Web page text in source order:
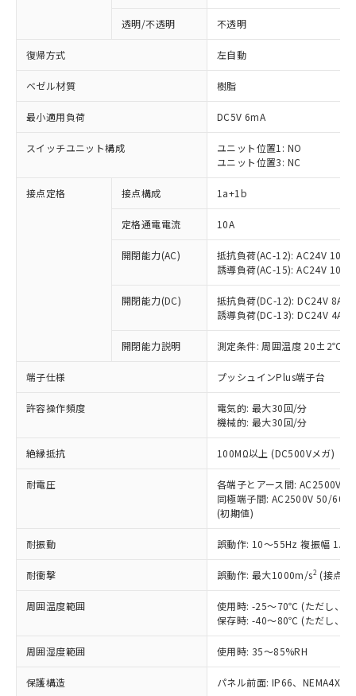
透明/不透明 不透明
復帰方式 左自動
ベゼル材質 樹脂
最小適用負荷 DC5V 6mA
スイッチユニット構成
ユニット位置1: NO
ユニット位置3: NC
接点定格 接点構成 1a+1b
定格通電電流 10A
開閉能力(AC)
抵抗負荷(AC-12): AC24V 10A/
誘導負荷(AC-15): AC24V
開閉能力(DC)
抵抗負荷(DC-12): DC24V 8A/
誘導負荷(DC-13): DC24V 4A/
開閉能力説明 測定条件: 周囲温度 20±2℃、
端子仕様 プッシュインPlus端子台
許容操作頻度
電気的: 最大30回/分
機械的: 最大30回/分
絶縁抵抗 100MΩ以上 (DC500Vメガ)
耐電圧
各端子とアース間: AC2500V
同極端子間: AC2500V 50/
(初期値)
耐振動 誤動作: 10～55Hz 複振幅
耐衝撃 誤動作: 最大1000m/s2 (接点
周囲温度範囲
使用時: -25～70℃ (ただし、氷
保存時: -40～80℃ (ただし、氷
周囲湿度範囲 使用時: 35～85%RH
保護構造 パネル前面: IP66、NEMA4X,
ご利用条件
以下の条件をお読みいただき、同意のうえ
ご利用ください。
本サービスは、当社制御機器事業取扱
商品の当社在庫状況および標準価格
(税抜)を提供させていただくもので
本サービスの対象外となる商品もある
ことをご了承ください。
在庫状況および標準価格照会結果は、
記載している更新日時点での社内デー
タに基づき作成されるものであり、閲
覧された時点での実際の在庫および標
準価格とは異なる場合があることをご
※1 対応状況
対応済み：EU RoHS指令（10物質）の
非含有に対応した製品が提供可能な商品で
対応予定：EU RoHS指令（10物質）の非含
有に対応した製品に切り替える予定のある
商品です。
対応予定なし：EU RoHS指令（10物質）の
非含有に非対応の商品で、対応品を出す予
定はありません。
調査・確認中：EU RoHS指令（10物質）の
非含有の対応状況を調査中または確認中の
非該当品：ライセンス料など無形物で、有
害物質有無と関係のない商品です。
仕入先様の事情により、非含有部品として
いたものが、含有品と判明した場合などや
ミウム(Cd) 100ppm以下、
六価クロム(Cr(Ⅵ)) 1000ppm以下、ポリ臭化ビフェニル
類(PBB) 1000ppm以下、ポリ臭化ジフェニルエーテル類
(PBDE) 1000ppm以下、フタル酸ビス(2-エチルヘキシ
「○」：最大均質材料含有率が中国RoHSの
基準値以下であることを示します。
「×」：最大均質材料含有率が中国RoHSの
基準値を超えていることを示します。
「－」：未確認です。当社販売部門へお問
い合わせください。
Pb(鉛) :1000ppm、 Hg(水銀) : 1000ppm、 Cd(カドミウ
Cr(Ⅵ)(六価クロム) : 1000ppm、 PBBs(ポリ臭化ビフェ
当社は、これら貴社製品のうち、外国
為替および外国貿易法に定める商品
（以下｢規制貨物等」という）を輸出
または国外への提供する場合は、日本
国政府の輸出許可(または役務取引許
可)を取得するなどの必要な手続きを
号